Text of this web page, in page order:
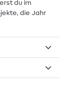
du im
die Jahr